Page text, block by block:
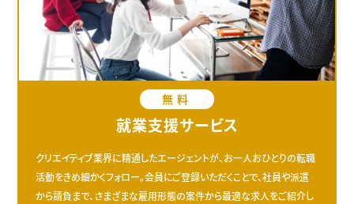
無料
就業支援サービス
クリエイティブ業界に精通したエージェントが、お一人おひとりの転職
活動をきめ細かくフォロー。会員にご登録いただくことで、社員や派遣
から請負まで、さまざまな雇用形態の案件から最適な求人をご紹介し